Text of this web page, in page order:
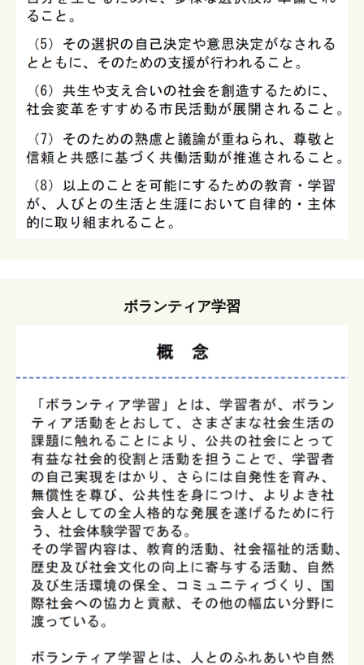
ボランティア学習